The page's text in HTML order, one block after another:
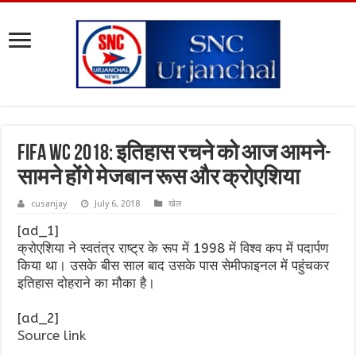
FIFA WC 2018: इतिहास रचने को आज आमने-
सामने होंगे मेजबान रूस और क्रोएशिया
cusanjay July 6, 2018 खेल
[ad_1]
क्रोएशिया ने स्वतंत्र राष्ट्र के रूप में 1998 में विश्व कप में पदार्पण
किया था। उसके बीस साल बाद उसके पास सेमीफाइनल में पहुंचकर
इतिहास दोहराने का मौका है।
[ad_2]
Source link